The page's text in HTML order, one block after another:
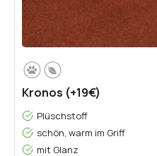
Kronos (+19€)
Plüschstoff
schön, warm im Griff
mit Glanz